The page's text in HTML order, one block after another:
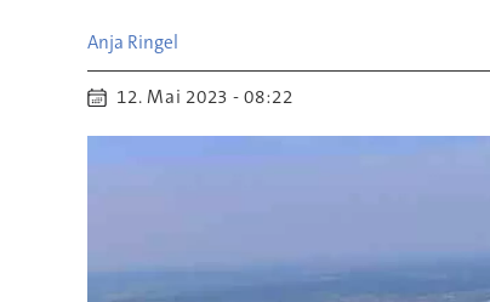
Anja Ringel
12. Mai 2023 - 08:22